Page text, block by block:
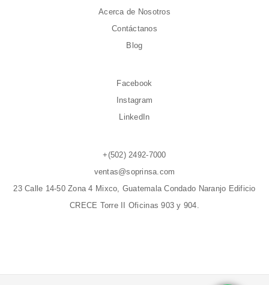
Acerca de Nosotros
Contáctanos
Blog
Facebook
Instagram
LinkedIn
+(502) 2492-7000
ventas@soprinsa.com
23 Calle 14-50 Zona 4 Mixco, Guatemala Condado Naranjo Edificio
CRECE Torre II Oficinas 903 y 904.